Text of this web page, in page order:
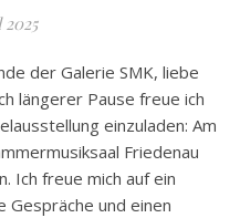
längerer Pause freue ich
einzuladen: Am
Friedenau
Ich freue mich auf ein
Gespräche und einen